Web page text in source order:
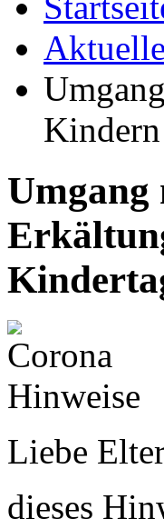
Liebe
dieses